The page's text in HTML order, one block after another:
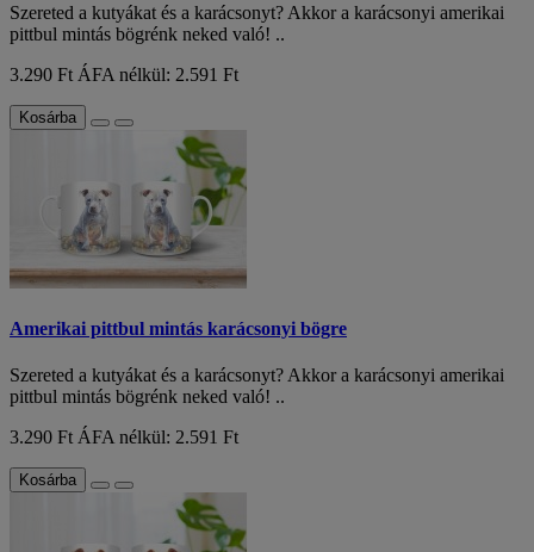
Szereted a kutyákat és a karácsonyt? Akkor a karácsonyi amerikai
pittbul mintás bögrénk neked való! ..
3.290 Ft ÁFA nélkül: 2.591 Ft
Kosárba
Amerikai pittbul mintás karácsonyi bögre
Szereted a kutyákat és a karácsonyt? Akkor a karácsonyi amerikai
pittbul mintás bögrénk neked való! ..
3.290 Ft ÁFA nélkül: 2.591 Ft
Kosárba